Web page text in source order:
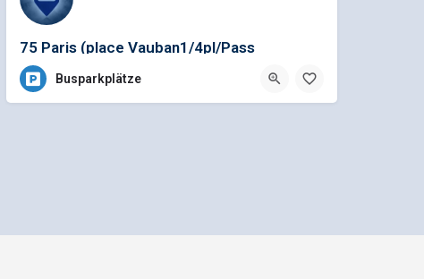
75 Paris (place Vauban1/4pl/Pass
Busparkplätze